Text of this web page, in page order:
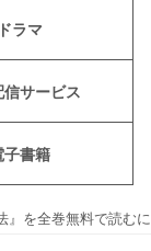
ドラマ
サービス
子書籍
を全巻無料で読む